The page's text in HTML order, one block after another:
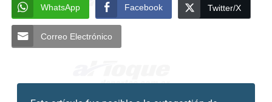
WhatsApp Facebook Twitter/X
Correo Electrónico